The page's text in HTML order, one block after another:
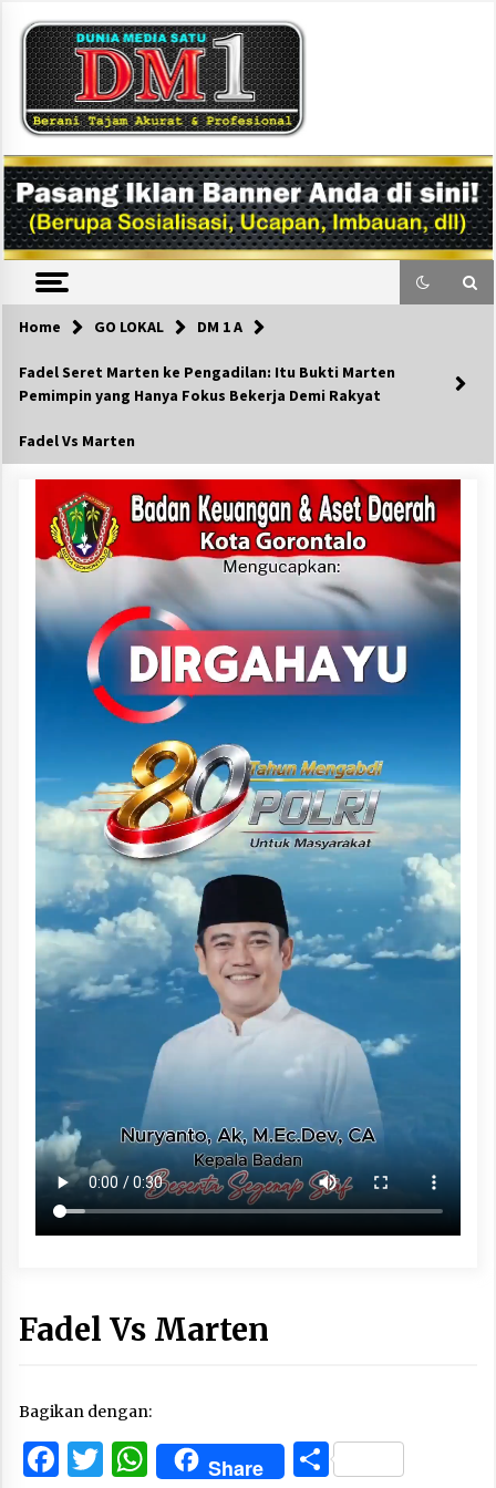
content
DM1
Home GO LOKAL DM 1 A
Fadel Seret Marten ke Pengadilan: Itu Bukti Marten
Pemimpin yang Hanya Fokus Bekerja Demi Rakyat
Fadel Vs Marten
Fadel Vs Marten
Bagikan dengan:
Facebook
Twitter
WhatsApp
Share Share